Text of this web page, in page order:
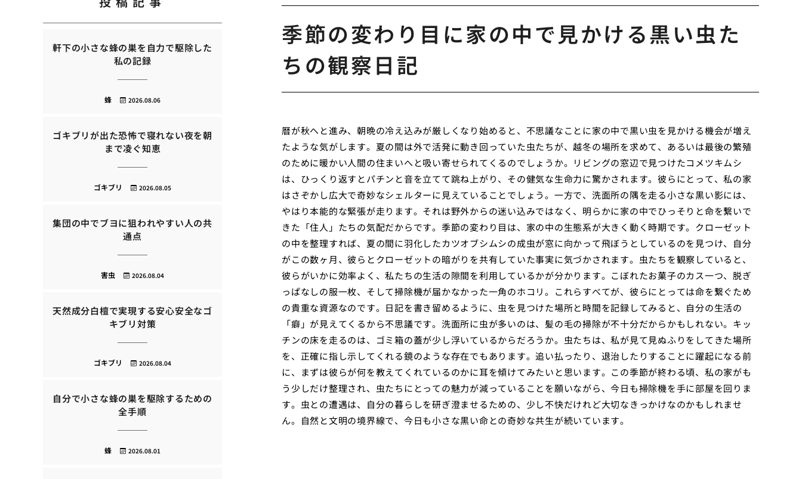
季節の変わり目に家の中で見かける黒い虫た
ちの観察日記
暦が秋へと進み、朝晩の冷え込みが厳しくなり始めると、不思議なことに家の中で黒い虫を見かける機会が増え
たような気がします。夏の間は外で活発に動き回っていた虫たちが、越冬の場所を求めて、あるいは最後の繁殖
のために暖かい人間の住まいへと吸い寄せられてくるのでしょうか。リビングの窓辺で見つけたコメツキムシ
は、ひっくり返すとパチンと音を立てて跳ね上がり、その健気な生命力に驚かされます。彼らにとって、私の家
はさぞかし広大で奇妙なシェルターに見えていることでしょう。一方で、洗面所の隅を走る小さな黒い影には、
やはり本能的な緊張が走ります。それは野外からの迷い込みではなく、明らかに家の中でひっそりと命を繋いで
きた「住人」たちの気配だからです。季節の変わり目は、家の中の生態系が大きく動く時期です。クローゼット
の中を整理すれば、夏の間に羽化したカツオブシムシの成虫が窓に向かって飛ぼうとしているのを見つけ、自分
がこの数ヶ月、彼らとクローゼットの暗がりを共有していた事実に気づかされます。虫たちを観察していると、
彼らがいかに効率よく、私たちの生活の隙間を利用しているかが分かります。こぼれたお菓子のカス一つ、脱ぎ
っぱなしの服一枚、そして掃除機が届かなかった一角のホコリ。これらすべてが、彼らにとっては命を繋ぐため
の貴重な資源なのです。日記を書き留めるように、虫を見つけた場所と時間を記録してみると、自分の生活の
「癖」が見えてくるから不思議です。洗面所に虫が多いのは、髪の毛の掃除が不十分だからかもしれない。キッ
チンの床を走るのは、ゴミ箱の蓋が少し浮いているからだろうか。虫たちは、私が見て見ぬふりをしてきた場所
を、正確に指し示してくれる鏡のような存在でもあります。追い払ったり、退治したりすることに躍起になる前
に、まずは彼らが何を教えてくれているのかに耳を傾けてみたいと思います。この季節が終わる頃、私の家がも
う少しだけ整理され、虫たちにとっての魅力が減っていることを願いながら、今日も掃除機を手に部屋を回りま
す。虫との遭遇は、自分の暮らしを研ぎ澄ませるための、少し不快だけれど大切なきっかけなのかもしれませ
ん。自然と文明の境界線で、今日も小さな黒い命との奇妙な共生が続いています。
軒下の小さな蜂の巣を自力で駆除した
私の記録
2026.08.06
蜂
ゴキブリが出た恐怖で寝れない夜を朝
まで凌ぐ知恵
2026.08.05
ゴキブリ
集団の中でブヨに狙われやすい人の共
通点
2026.08.04
害虫
天然成分白檀で実現する安心安全なゴ
キブリ対策
2026.08.04
ゴキブリ
自分で小さな蜂の巣を駆除するための
全手順
2026.08.01
蜂